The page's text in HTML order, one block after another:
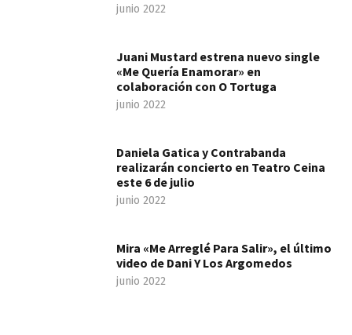
junio 2022
Juani Mustard estrena nuevo single
«Me Quería Enamorar» en
colaboración con O Tortuga
junio 2022
Daniela Gatica y Contrabanda
realizarán concierto en Teatro Ceina
este 6 de julio
junio 2022
Mira «Me Arreglé Para Salir», el último
video de Dani Y Los Argomedos
junio 2022